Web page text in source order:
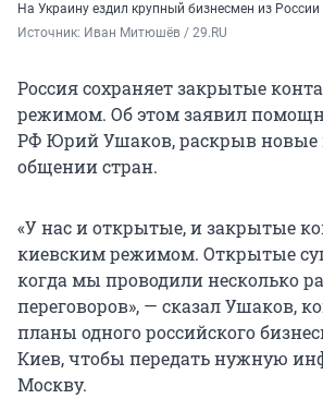
На Украину ездил крупный бизнесмен из
Источник: Иван Митюшёв / 29.RU
Россия сохраняет закрытые
режимом. Об этом заявил
РФ Юрий Ушаков, раскрыв новые
общении стран.
«У нас и открытые, и закрытые
киевским режимом. Открытые
когда мы проводили несколько
переговоров», — сказал Ушаков,
планы одного российского
Киев, чтобы передать нужную
Москву.